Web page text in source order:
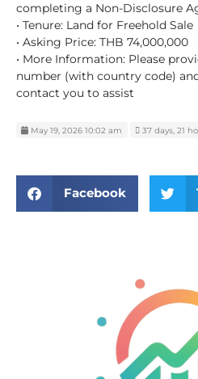
completing a Non-Disclosure
• Tenure: Land for Freehold Sale
• Asking Price: THB 74,000,000
• More Information: Please
number (with country code)
contact you to assist
May 19, 2026 10:02 am 37 days, 21
Facebook